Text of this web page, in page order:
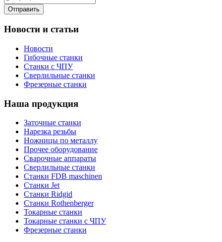
Новости и статьи
Новости
Гибочные станки
Станки с ЧПУ
Сверлильные станки
Фрезерные станки
Наша продукция
Заточные станки
Нарезка резьбы
Ножницы по металлу
Прочее оборудование
Сварочные аппараты
Сверлильные станки
Станки FDB maschinen
Станки Jet
Станки Ridgid
Станки Rothenberger
Токарные станки
Токарные станки с ЧПУ
Фрезерные станки